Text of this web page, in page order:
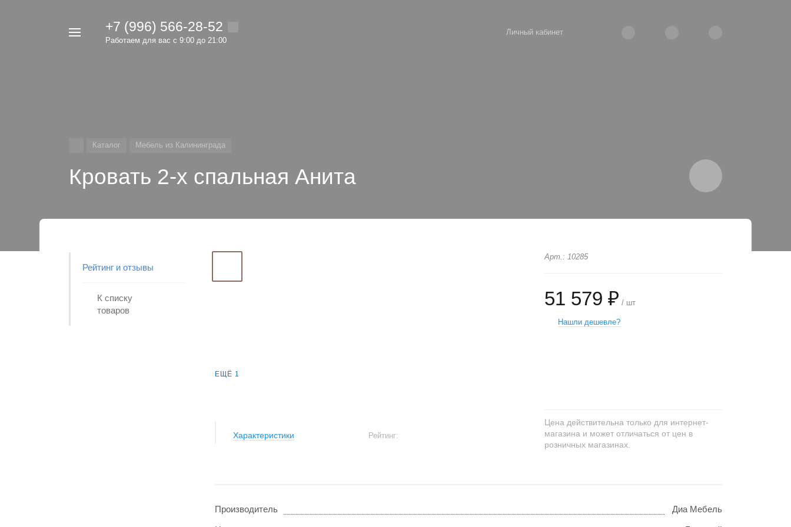
+7 (996) 566-28-52
Работаем для вас с 9:00 до 21:00
Личный кабинет
Каталог Мебель из Калининграда
Кровать 2-х спальная Анита
Рейтинг и отзывы
К списку
товаров
ЕЩЁ 1
Характеристики Рейтинг:
Арт.: 10285
51 579 ₽ / шт
Нашли дешевле?
Цена действительна только для интернет-
магазина и может отличаться от цен в
розничных магазинах.
Производитель Диа Мебель